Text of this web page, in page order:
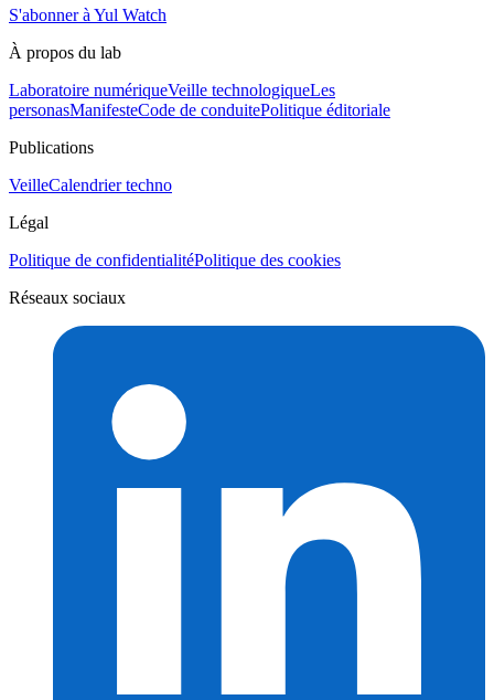
S'abonner à Yul Watch
À propos du lab
Laboratoire numériqueVeille technologiqueLes
personasManifesteCode de conduitePolitique éditoriale
Publications
VeilleCalendrier techno
Légal
Politique de confidentialitéPolitique des cookies
Réseaux sociaux